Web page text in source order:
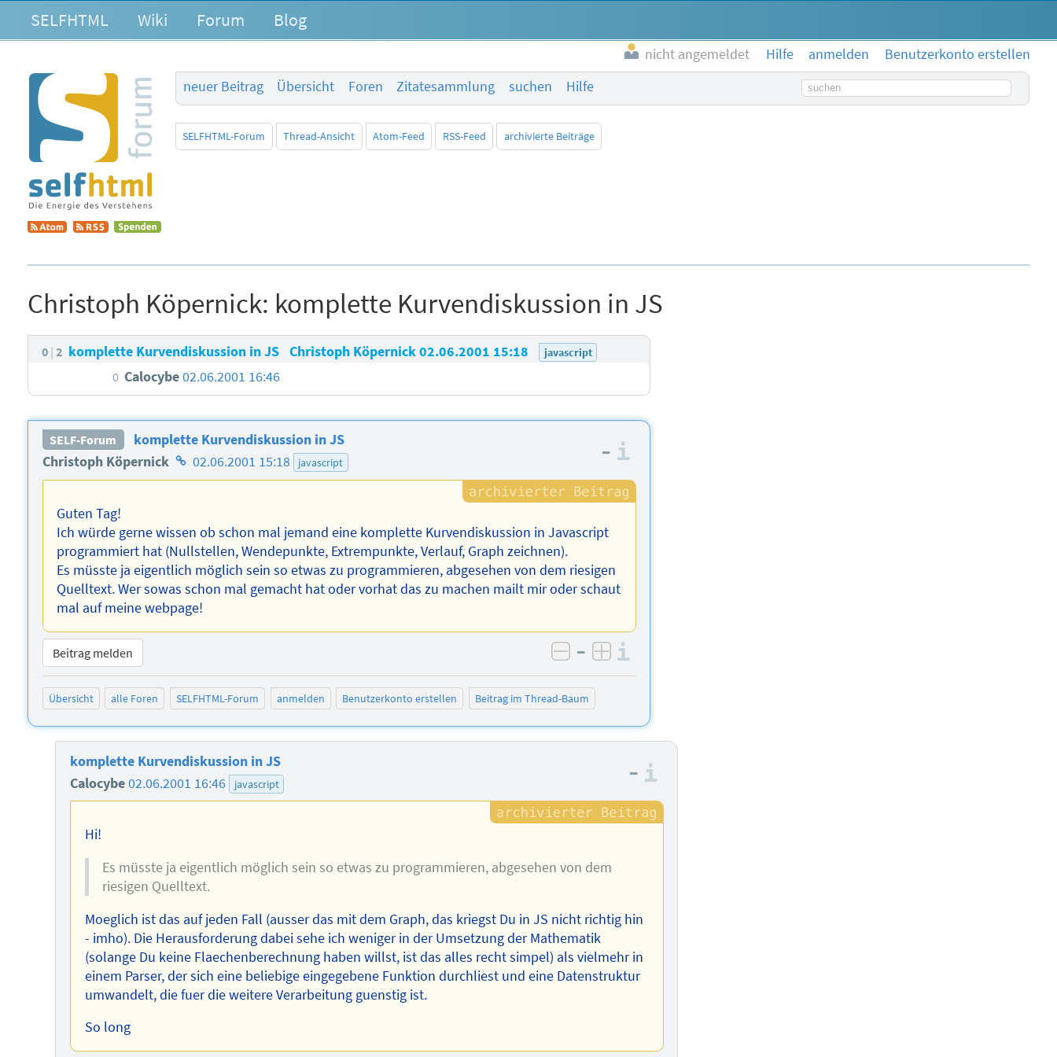
SELFHTML Wiki Forum Blog
nicht angemeldet Hilfe anmelden
Benutzerkonto erstellen
neuer Beitrag
Übersicht Foren Zitatesammlung suchen Hilfe Suchbegriff
SELFHTML-Forum Thread-Ansicht Atom-Feed RSS-Feed archivierte Beiträge
Christoph Köpernick: komplette Kurvendiskussion in JS
0 2 komplette Kurvendiskussion in JS Christoph Köpernick02.06.2001 15:18 javascript
0 Calocybe02.06.2001 16:46
SELF-Forum
komplette Kurvendiskussion in JS
Christoph Köpernick Homepage
des
02.06.2001 15:18 javascript –
Guten Tag!
Ich würde gerne wissen ob schon mal jemand eine komplette Kurvendiskussion in Javascript
programmiert hat (Nullstellen, Wendepunkte, Extrempunkte, Verlauf, Graph zeichnen).
Es müsste ja eigentlich möglich sein so etwas zu programmieren, abgesehen von dem riesigen
Quelltext. Wer sowas schon mal gemacht hat oder vorhat das zu machen mailt mir oder schaut
mal auf meine webpage!
Beitrag melden negativ bewerten
– positiv bewerten
Übersicht alle Foren SELFHTML-Forum anmelden Benutzerkonto erstellen Beitrag im Thread-Baum
komplette Kurvendiskussion in JS
Calocybe02.06.2001 16:46 javascript –
Hi!
Es müsste ja eigentlich möglich sein so etwas zu programmieren, abgesehen von dem
riesigen Quelltext.
Moeglich ist das auf jeden Fall (ausser das mit dem Graph, das kriegst Du in JS nicht richtig hin
- imho). Die Herausforderung dabei sehe ich weniger in der Umsetzung der Mathematik
(solange Du keine Flaechenberechnung haben willst, ist das alles recht simpel) als vielmehr in
einem Parser, der sich eine beliebige eingegebene Funktion durchliest und eine Datenstruktur
umwandelt, die fuer die weitere Verarbeitung guenstig ist.
So long